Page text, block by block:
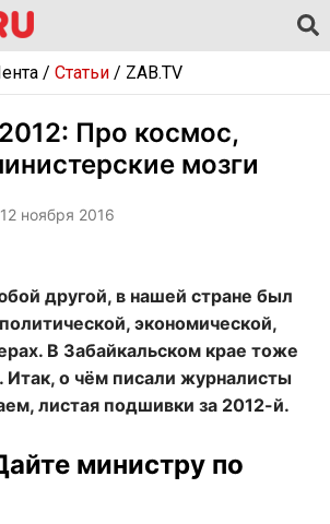
/ Статьи/ ZAB.TV
Про космос,
мозги
ноября 2016
другой, в нашей стране был
экономической,
В Забайкальском крае тоже
Итак, о чём писали журналисты
листая подшивки за 2012-й.
министру по